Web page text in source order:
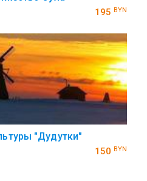
195 BYN
"Ду­дутки"
150 BYN